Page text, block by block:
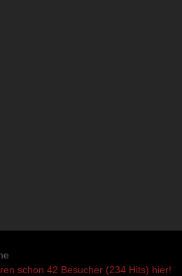
schon 42 Besucher (234 Hits) hier!